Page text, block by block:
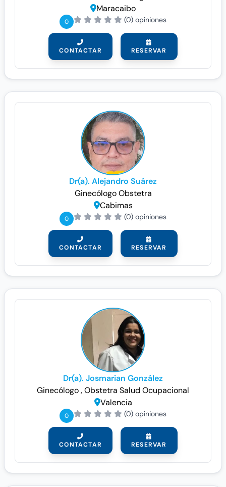
Maracaibo
0 (0) opiniones
CONTACTAR RESERVAR
Dr(a). Alejandro Suárez
GinecólogoObstetra
Cabimas
0 (0) opiniones
CONTACTAR RESERVAR
Dr(a). Josmarian González
Ginecólogo, Obstetra Salud Ocupacional
Valencia
0 (0) opiniones
CONTACTAR RESERVAR